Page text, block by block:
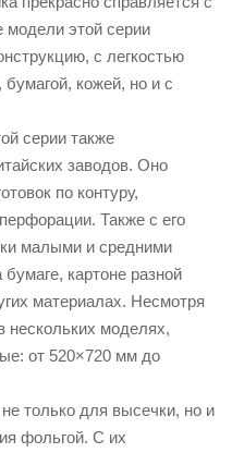
этой серии
с легкостью
кожей, но и с
серии также
заводов. Оно
по контуру,
Также с его
малыми и средними
картоне разной
материалах. Несмотря
нескольких моделях,
от 520×720 мм до
только для высечки, но и
фольгой. С их